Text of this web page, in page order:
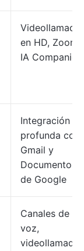
en HD, Zoom
IA Companion
Integración
profunda con
Gmail y
Documentos
de Google
Canales de
voz,
videollamadas